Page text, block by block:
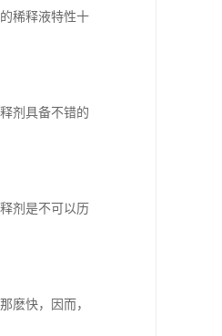
稀释液特性十
剂具备不错的
剂是不可以历
麽快，因而，